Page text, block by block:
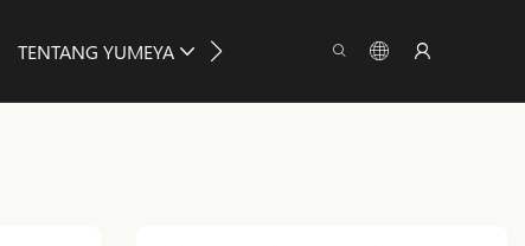
TENTANG YUMEYA HUBUNGI KAMI